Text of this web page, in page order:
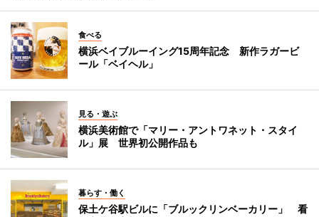
食べる
横浜ベイブルーイング15周年記念 新作ラガービ
ール「ベイヘル」
見る・遊ぶ
横浜美術館で「マリー・アントワネット・スタイ
ル」展 世界初公開作品も
暮らす・働く
保土ケ谷駅ビルに「ブルックリンベーカリー」 看